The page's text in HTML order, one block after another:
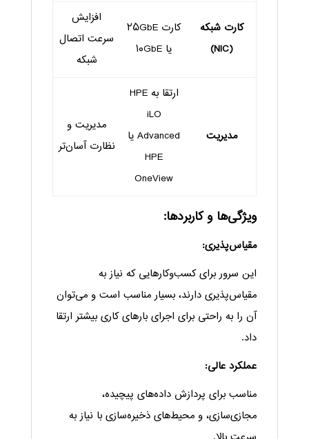
کارت شبکه
(NIC)
کارت ۲۵GbE
یا ۱۰GbE
افزایش
سرعت اتصال
شبکه
مدیریت
ارتقا به HPE
iLO
Advanced یا
HPE
OneView
مدیریت و
نظارت آسان‌تر
ویژگی‌ها و کاربردها:
مقیاس‌پذیری:
این سرور برای کسب‌وکارهایی که نیاز به
مقیاس‌پذیری دارند، بسیار مناسب است و می‌توان
آن را به راحتی برای اجرای بارهای کاری بیشتر ارتقا
داد.
عملکرد عالی:
مناسب برای پردازش داده‌های پیچیده،
مجازی‌سازی، و محیط‌های ذخیره‌سازی با نیاز به